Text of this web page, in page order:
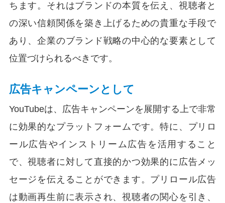
ちます。それはブランドの本質を伝え、視聴者と
の深い信頼関係を築き上げるための貴重な手段で
あり、企業のブランド戦略の中心的な要素として
位置づけられるべきです。
広告キャンペーンとして
YouTubeは、広告キャンペーンを展開する上で非常
に効果的なプラットフォームです。特に、プリロ
ール広告やインストリーム広告を活用すること
で、視聴者に対して直接的かつ効果的に広告メッ
セージを伝えることができます。プリロール広告
は動画再生前に表示され、視聴者の関心を引き、